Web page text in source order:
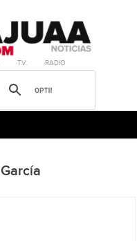
·T.V. ·RADIO